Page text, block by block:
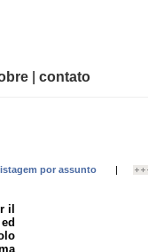
contato
por assunto |
il